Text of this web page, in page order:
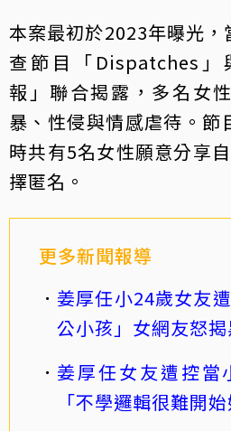
本案最初於2023年曝光，
查節目「Dispatches
報」聯合揭露，多名女
暴、性侵與情感虐待。節
時共有5名女性願意分享
擇匿名。
更多新聞報導
姜厚任小24歲女友
公小孩」女網友怒
姜厚任女友遭控當
「不學邏輯很難開始